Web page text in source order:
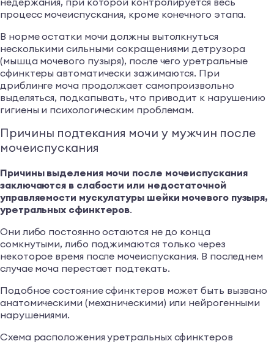
процесс мочеиспускания, кроме конечного этапа.
В норме остатки мочи должны вытолкнуться
несколькими сильными сокращениями детрузора
(мышца мочевого пузыря), после чего уретральные
сфинктеры автоматически зажимаются. При
дриблинге моча продолжает самопроизвольно
выделяться, подкапывать, что приводит к нарушению
гигиены и психологическим проблемам.
Причины подтекания мочи у мужчин после
мочеиспускания
Причины выделения мочи после мочеиспускания
заключаются в слабости или недостаточной
управляемости мускулатуры шейки мочевого пузыря,
уретральных сфинктеров.
Они либо постоянно остаются не до конца
сомкнутыми, либо поджимаются только через
некоторое время после мочеиспускания. В последнем
случае моча перестает подтекать.
Подобное состояние сфинктеров может быть вызвано
анатомическими (механическими) или нейрогенными
нарушениями.
Схема расположения уретральных сфинктеров